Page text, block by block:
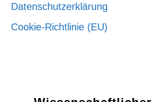
Datenschutzerklärung
Cookie-Richtlinie (EU)